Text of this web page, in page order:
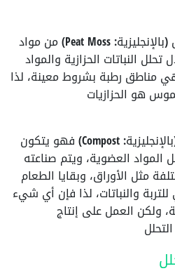
: يتكون البيتموس (بالإنجليزية: Peat Moss) من مواد
النباتات الحزازية والمواد
مناطق رطبة بشروط معينة، لذا
هو الحزازيات
: أما الكمبوست (بالإنجليزية: Compost) فهو يتكون
المواد العضوية، ويتم صناعته
مثل الأوراق، وبقايا الطعام
والنباتات، لذا فإن أي شيء
ولكن العمل على إنتاج